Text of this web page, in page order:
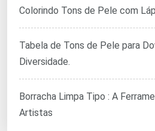
Colorindo Tons de Pele com
Tabela de Tons de Pele para
Diversidade.
Borracha Limpa Tipo : A
Artistas